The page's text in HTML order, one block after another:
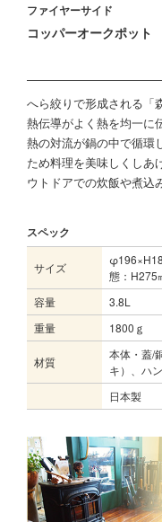
ファイヤーサイド
コッパーオークポット
へら絞りで形成される「
熱伝導がよく熱を均一に
熱の対流が鍋の中で循環
ため料理を美味しくしあ
ウトドアでの炊飯や煮込
スペック
サイズ
態：H275
容量
3.8L
重量
1800ｇ
材質
本体・蓋/
キ）、ハ
日本製